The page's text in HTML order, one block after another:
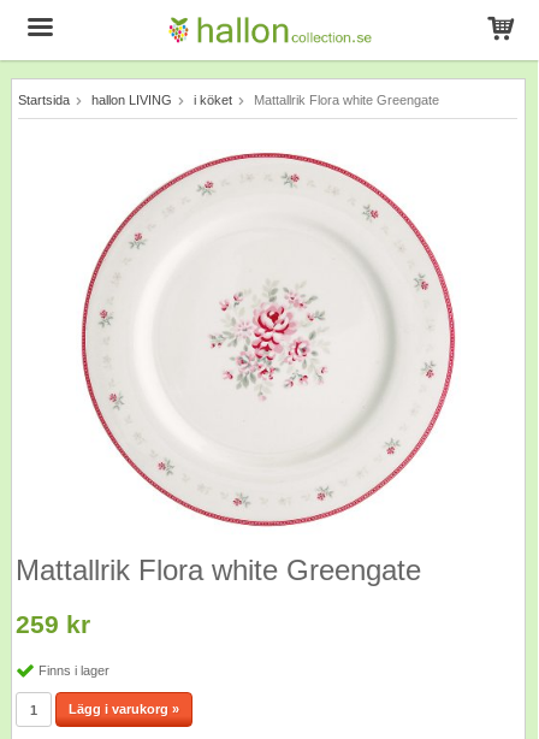
Produkten har blivit tillagd i varukorgen
Startsida hallon LIVING i köket Mattallrik Flora white Greengate
Mattallrik Flora white Greengate
259 kr
Finns i lager
Lägg i varukorg »